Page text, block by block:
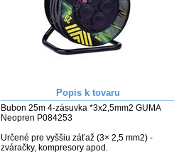
Popis k tovaru
Bubon 25m 4-zásuvka *3x2,5mm2 GUMA
Neopren P084253
Určené pre vyššiu záťaž (3× 2,5 mm2) -
zváračky, kompresory apod.